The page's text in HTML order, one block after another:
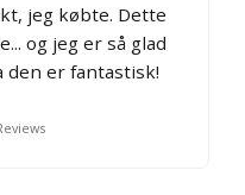
jeg købte. Dette
og jeg er så glad
den er fantastisk!